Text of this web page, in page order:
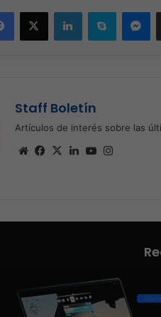
Facebook
X LinkedInSkype
Staff Boletín
Artículos de interés sobre las
SitioFacebook
X LinkedInYouTube